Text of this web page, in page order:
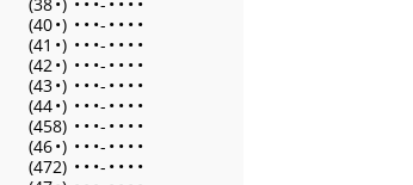
(40•) • • •- • • • •
(41 •) • • •- • • • •
(42•) • • •- • • • •
(43•) • • •- • • • •
(44•) • • •- • • • •
(458) • • •- • • • •
(46•) • • •- • • • •
(472) • • •- • • • •